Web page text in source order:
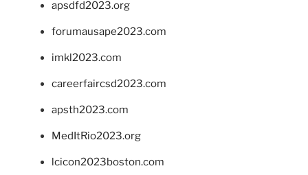
apsdfd2023.org
forumausape2023.com
imkl2023.com
careerfaircsd2023.com
apsth2023.com
MedItRio2023.org
lcicon2023boston.com